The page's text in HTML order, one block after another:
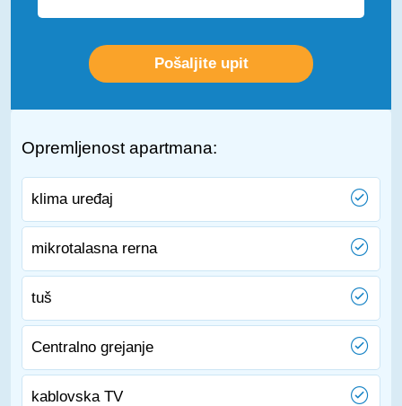
Opremljenost apartmana:
klima uređaj
mikrotalasna rerna
tuš
Centralno grejanje
kablovska TV